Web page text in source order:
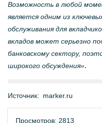
Возможность в любой
является одним из
обслуживания для
вкладов может серьезно
банковскому сектору,
широкого обсуждения».
Источник: marker.ru
Просмотров: 2813